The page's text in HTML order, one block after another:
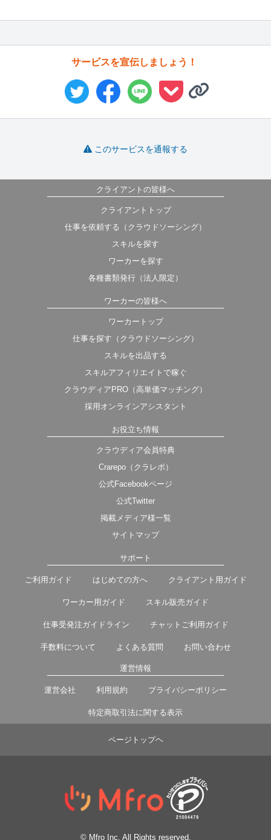
サービスを宣伝しましょう！
このサービスを通報する
クライアントの皆様へ
クライアントトップ
仕事を依頼する（クラウドソーシング）
スキルを探す
ワーカーを探す
各種書類発行（法人限定）
ワーカーの皆様へ
ワーカートップ
仕事を探す（クラウドソーシング）
スキルを出品する
スキルアフィリエイトで稼ぐ
クラウディアPRO（高単価マッチング）
採用オンラインアシスタント
お役立ち情報
クラウディア会員特典
Crarepo（クラレポ）
公式Facebookページ
公式Twitter
掲載メディア様一覧
サイトマップ
サポート
ご利用ガイド はじめての方へ クライアント用ガイド
ワーカー用ガイド スキル販売ガイド
仕事受発注ガイドライン チャットご利用ガイド
手数料について よくある質問 お問い合わせ
運営情報
運営会社 利用規約 プライバシーポリシー
特定商取引法に関する表示
ページトップヘ
© Mfro Inc. All Rights reserved.